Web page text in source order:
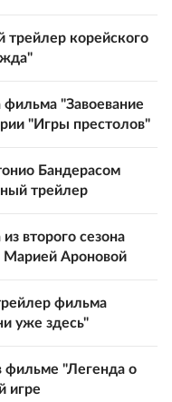
трейлер корейского
фильма "Завоевание
"Игры престолов"
Бандерасом
трейлер
второго сезона
Марией Ароновой
фильма
уже здесь"
фильме "Легенда о
игре